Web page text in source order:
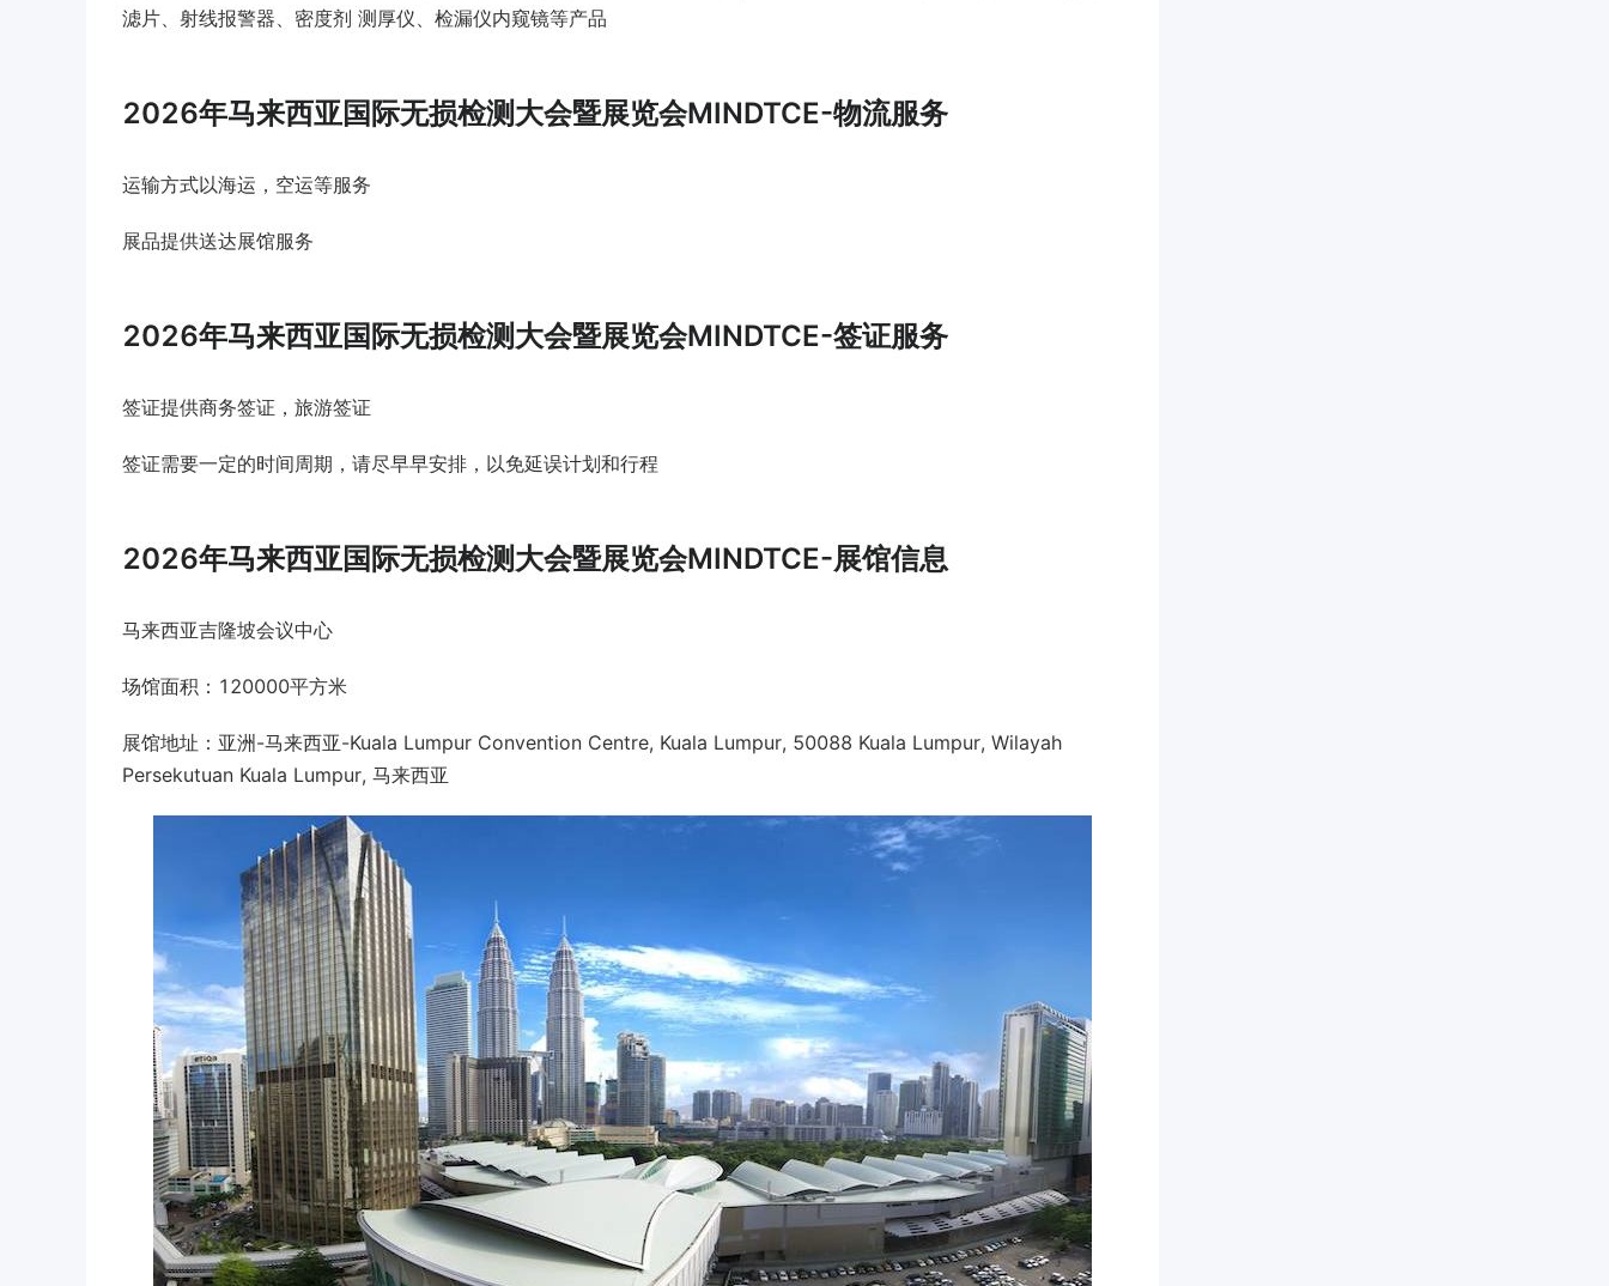
滤片、射线报警器、密度剂 测厚仪、检漏仪内窥镜等产品
2026年马来西亚国际无损检测大会暨展览会MINDTCE-物流服务
运输方式以海运，空运等服务
展品提供送达展馆服务
2026年马来西亚国际无损检测大会暨展览会MINDTCE-签证服务
签证提供商务签证，旅游签证
签证需要一定的时间周期，请尽早早安排，以免延误计划和行程
2026年马来西亚国际无损检测大会暨展览会MINDTCE-展馆信息
马来西亚吉隆坡会议中心
场馆面积：120000平方米
展馆地址：亚洲-马来西亚-Kuala Lumpur Convention Centre, Kuala Lumpur, 50088 Kuala Lumpur, Wilayah
Persekutuan Kuala Lumpur, 马来西亚